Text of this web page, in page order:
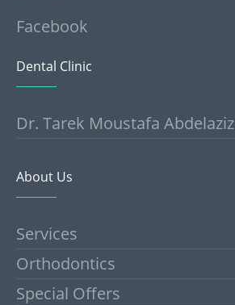
Facebook
Dental Clinic
Dr. Tarek Moustafa Abdelaziz
About Us
Services
Orthodontics
Special Offers